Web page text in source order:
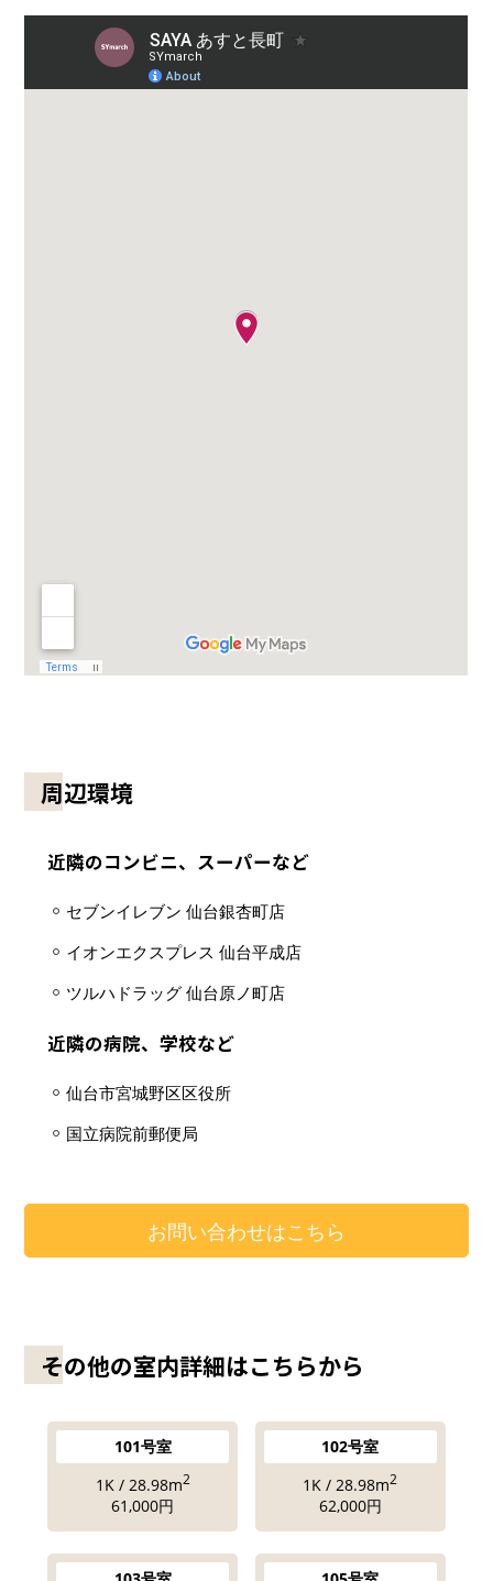
周辺環境
近隣のコンビニ、スーパーなど
セブンイレブン 仙台銀杏町店
イオンエクスプレス 仙台平成店
ツルハドラッグ 仙台原ノ町店
近隣の病院、学校など
仙台市宮城野区区役所
国立病院前郵便局
お問い合わせはこちら
その他の室内詳細はこちらから
101号室
1K / 28.98m2
61,000円
102号室
1K / 28.98m2
62,000円